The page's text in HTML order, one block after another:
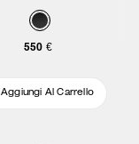
550 €
Aggiungi Al Carrello